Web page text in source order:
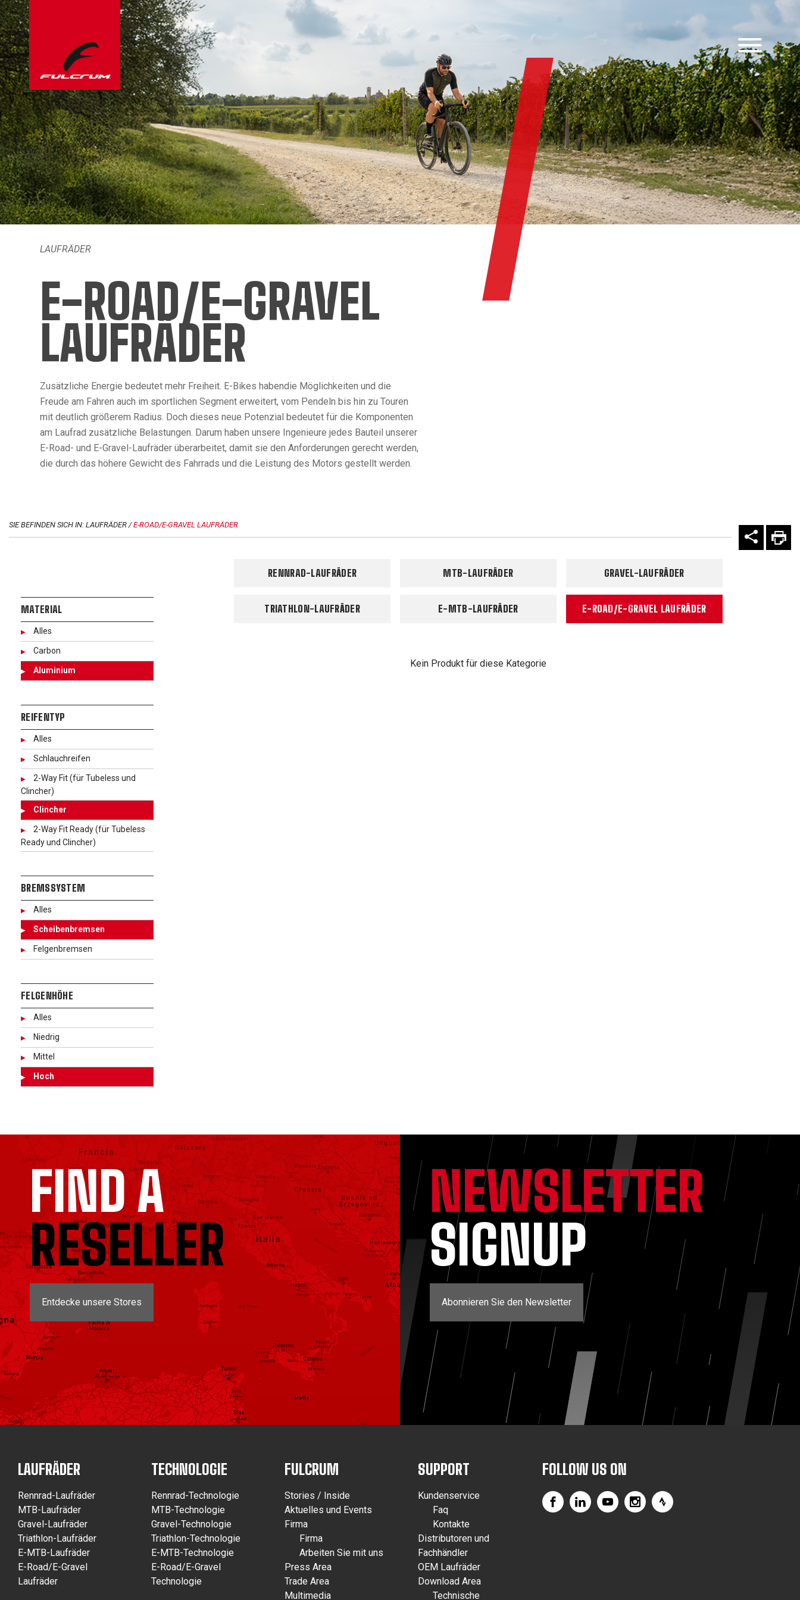
LAUFRÄDER
E-ROAD/E-GRAVEL
LAUFRÄDER
Zusätzliche Energie bedeutet mehr Freiheit. E-Bikes habendie Möglichkeiten und die
Freude am Fahren auch im sportlichen Segment erweitert, vom Pendeln bis hin zu Touren
mit deutlich größerem Radius. Doch dieses neue Potenzial bedeutet für die Komponenten
am Laufrad zusätzliche Belastungen. Darum haben unsere Ingenieure jedes Bauteil unserer
E-Road- und E-Gravel-Laufräder überarbeitet, damit sie den Anforderungen gerecht werden,
die durch das höhere Gewicht des Fahrrads und die Leistung des Motors gestellt werden.
SIE BEFINDEN SICH IN: LAUFRÄDER /E-ROAD/E-GRAVEL LAUFRÄDER
MATERIAL
Alles
Carbon
Aluminium
REIFENTYP
Alles
Schlauchreifen
2-Way Fit (für Tubeless und
Clincher)
Clincher
2-Way Fit Ready (für Tubeless
Ready und Clincher)
BREMSSYSTEM
Alles
Scheibenbremsen
Felgenbremsen
FELGENHÖHE
Alles
Niedrig
Mittel
Hoch
RENNRAD-LAUFRÄDER MTB-LAUFRÄDER GRAVEL-LAUFRÄDER
TRIATHLON-LAUFRÄDER E-MTB-LAUFRÄDER E-ROAD/E-GRAVEL LAUFRÄDER
Kein Produkt für diese Kategorie
FIND A
RESELLER
Entdecke unsere Stores
NEWSLETTER
SIGNUP
Abonnieren Sie den Newsletter
LAUFRÄDER
Rennrad-Laufräder
MTB-Laufräder
Gravel-Laufräder
Triathlon-Laufräder
E-MTB-Laufräder
E-Road/E-Gravel
Laufräder
TECHNOLOGIE
Rennrad-Technologie
MTB-Technologie
Gravel-Technologie
Triathlon-Technologie
E-MTB-Technologie
E-Road/E-Gravel
Technologie
FULCRUM
Stories / Inside
Aktuelles und Events
Firma
Firma
Arbeiten Sie mit uns
Press Area
Trade Area
Multimedia
SUPPORT
Kundenservice
Faq
Kontakte
Distributoren und
Fachhändler
OEM Laufräder
Download Area
Technische
FOLLOW US ON